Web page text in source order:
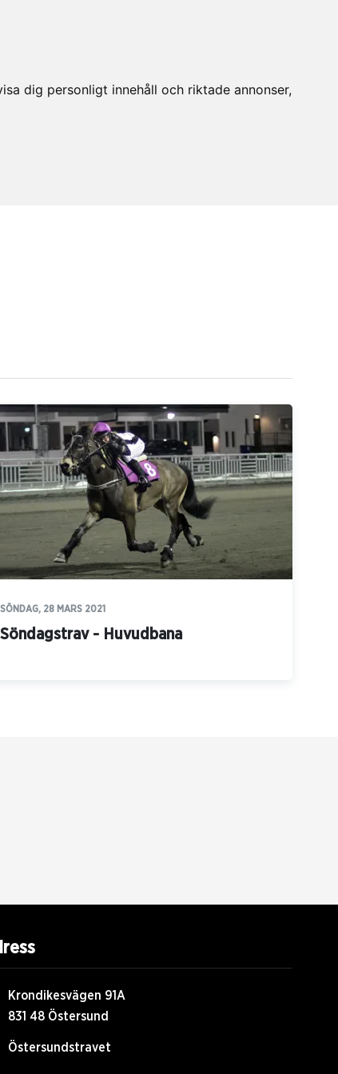
dig personligt innehåll och riktade annonser,
SÖNDAG, 28 MARS 2021
Söndagstrav - Huvudbana
Krondikesvägen 91A
831 48 Östersund
Östersundstravet